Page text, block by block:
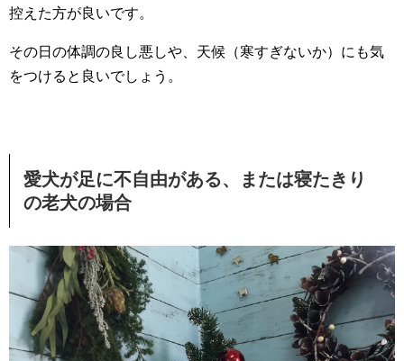
控えた方が良いです。
その日の体調の良し悪しや、天候（寒すぎないか）にも気
をつけると良いでしょう。
愛犬が足に不自由がある、または寝たきり
の老犬の場合